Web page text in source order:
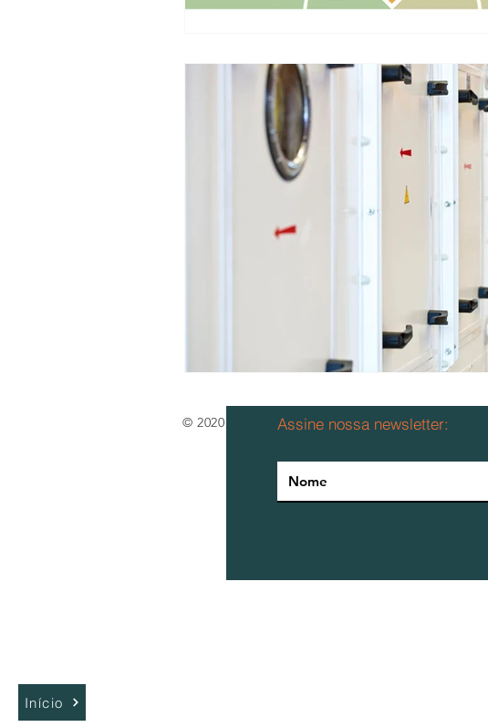
Início
© 2020 por Airside Ind. e Com. de produtos para
Assine nossa newsletter: